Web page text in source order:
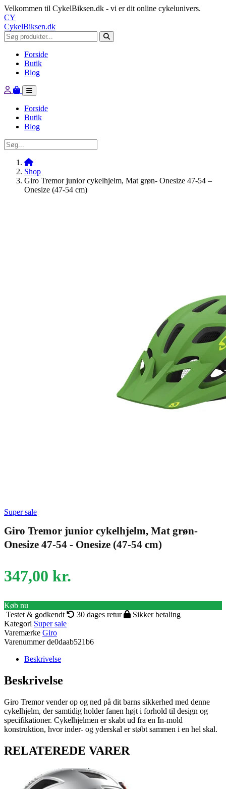
Velkommen til CykelBiksen.dk - vi er dit online cykelunivers.
CY
CykelBiksen.dk
Forside
Butik
Blog
Forside
Butik
Blog
Shop
Giro Tremor junior cykelhjelm, Mat grøn- Onesize 47-54 –
Onesize (47-54 cm)
Super sale
Giro Tremor junior cykelhjelm, Mat grøn-
Onesize 47-54 - Onesize (47-54 cm)
347,00 kr.
Køb nu
Testet & godkendt
30 dages retur
Sikker betaling
Kategori Super sale
Varemærke Giro
Varenummer de0daab521b6
Beskrivelse
Beskrivelse
Giro Tremor vender op og ned på dit barns sikkerhed med denne
cykelhjelm, der samtidig holder fanen højt i forhold til design og
specifikationer. Cykelhjelmen er skabt ud fra en In-mold
konstruktion, hvor inder- og yderskal er støbt sammen i en hel skal.
RELATEREDE VARER